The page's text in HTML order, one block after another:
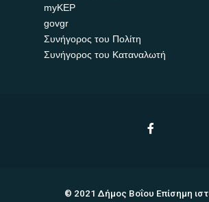
myKEP
govgr
Συνήγορος του Πολίτη
Συνήγορος του Καταναλωτή
© 2021 Δήμος Βοΐου Επίσημη